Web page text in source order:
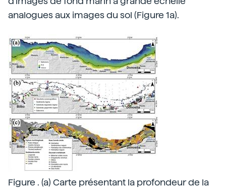
analogues aux images du sol (Figure 1a).
Figure . (a) Carte présentant la profondeur de la